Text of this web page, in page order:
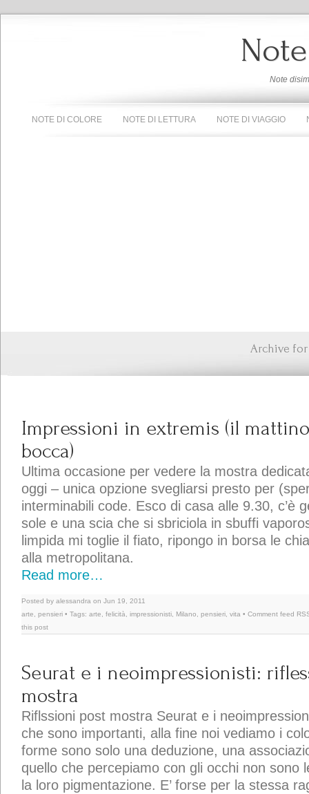
Note
NOTE DI COLORE NOTE DI LETTURA NOTE DI VIAGGIO
Archive
Impressioni in extremis (il
bocca)
Ultima occasione per vedere la mostra
oggi – unica opzione svegliarsi presto per
interminabili code. Esco di casa alle 9.30, c’è
sole e una scia che si sbriciola in sbuffi
limpida mi toglie il fiato, ripongo in borsa le
alla metropolitana.
Read more…
Posted by alessandra on Jun 19, 2011
arte
pensieri • Tags: arte felicità impressionisti Milano pensieri vita • Comment feed
this post
Seurat e i neoimpressionisti:
mostra
Riflssioni post mostra Seurat e i
che sono importanti, alla fine noi vediamo i
forme sono solo una deduzione, una
quello che percepiamo con gli occhi non sono
la loro pigmentazione. E’ forse per la stessa